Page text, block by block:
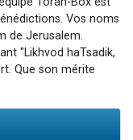
Vos noms
de Jerusalem.
"Likhvod haTsadik,
Que son mérite